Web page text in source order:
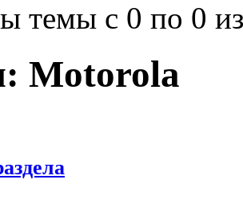
темы с 0 по 0
Motorola